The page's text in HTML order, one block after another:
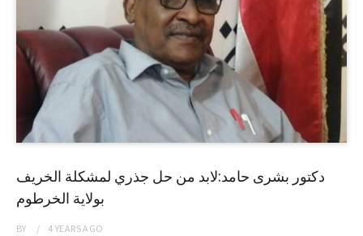
دكتور بشرى حامد:لابد من حل جذري لمشكلة الخريف
بولاية الخرطوم
BY 4 YEARSAGO